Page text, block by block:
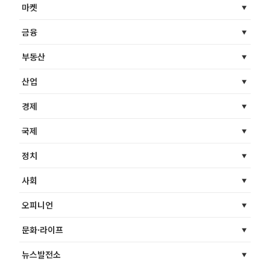
마켓
금융
부동산
산업
경제
국제
정치
사회
오피니언
문화·라이프
뉴스발전소